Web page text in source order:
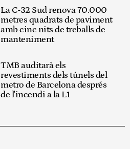
La C-32 Sud renova 70.000
metres quadrats de paviment
amb cinc nits de treballs de
manteniment
TMB auditarà els
revestiments dels túnels del
metro de Barcelona després
de l'incendi a la L1